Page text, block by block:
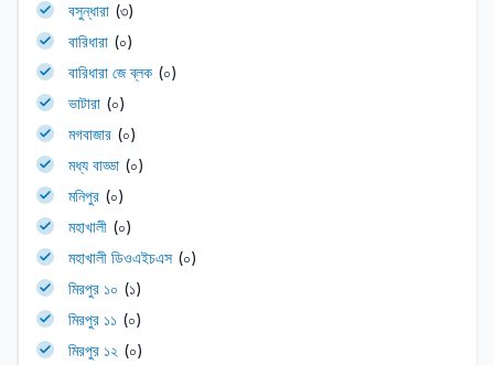
বসুন্ধারা (৩)
বারিধারা (০)
বারিধারা জে ব্লক (০)
ভাটারা (০)
মগবাজার (০)
মধ্য বাড্ডা (০)
মনিপুর (০)
মহাখালী (০)
মহাখালী ডিওএইচএস (০)
মিরপুর ১০ (১)
মিরপুর ১১ (০)
মিরপুর ১২ (০)